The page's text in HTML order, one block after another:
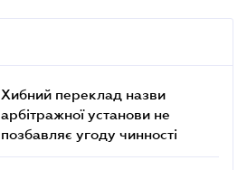
Хибний переклад назви
арбітражної установи не
позбавляє угоду чинності